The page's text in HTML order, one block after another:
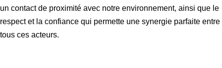
un contact de proximité avec notre environnement, ainsi que le
respect et la confiance qui permette une synergie parfaite entre
tous ces acteurs.